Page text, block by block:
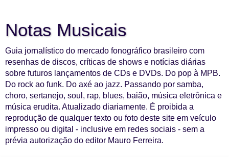
Notas Musicais
Guia jornalístico do mercado fonográfico brasileiro com
resenhas de discos, críticas de shows e notícias diárias
sobre futuros lançamentos de CDs e DVDs. Do pop à MPB.
Do rock ao funk. Do axé ao jazz. Passando por samba,
choro, sertanejo, soul, rap, blues, baião, música eletrônica e
música erudita. Atualizado diariamente. É proibida a
reprodução de qualquer texto ou foto deste site em veículo
impresso ou digital - inclusive em redes sociais - sem a
prévia autorização do editor Mauro Ferreira.